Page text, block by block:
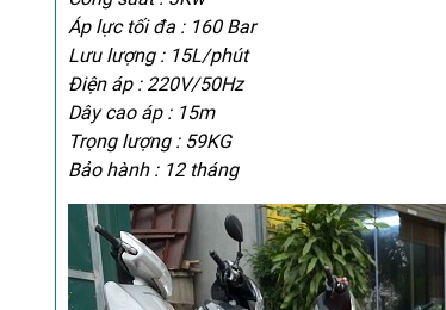
Áp lực tối đa : 160 Bar
Lưu lượng : 15L/phút
Điện áp : 220V/50Hz
Dây cao áp : 15m
Trọng lượng : 59KG
Bảo hành : 12 tháng